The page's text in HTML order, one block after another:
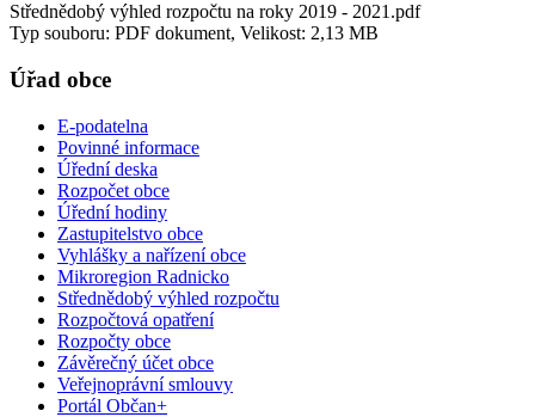
Střednědobý výhled rozpočtu na roky 2019 - 2021.pdf
Typ souboru: PDF dokument, Velikost: 2,13 MB
Úřad obce
E-podatelna
Povinné informace
Úřední deska
Rozpočet obce
Úřední hodiny
Zastupitelstvo obce
Vyhlášky a nařízení obce
Mikroregion Radnicko
Střednědobý výhled rozpočtu
Rozpočtová opatření
Rozpočty obce
Závěrečný účet obce
Veřejnoprávní smlouvy
Portál Občan+